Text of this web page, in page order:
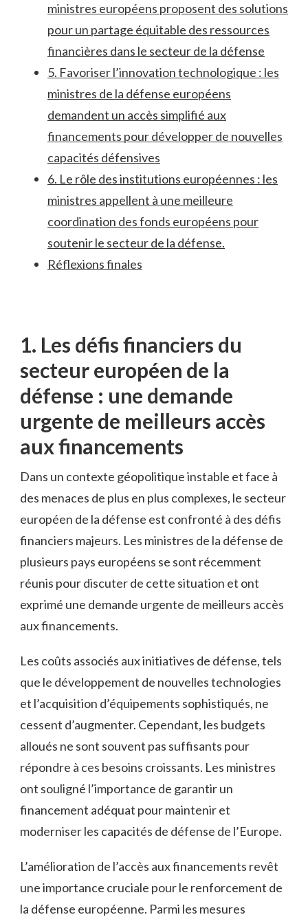
ministres européens proposent​ des solutions
pour un partage équitable des ressources
financières ‍dans le ⁤secteur de la défense
5. Favoriser l’innovation technologique : les
ministres de‌ la défense européens
demandent un accès simplifié aux
financements ‍pour développer de nouvelles
capacités défensives
6. Le‍ rôle des institutions européennes‍ : les
ministres appellent à une⁤ meilleure
coordination des fonds ‍européens​ pour
soutenir le secteur de la ​défense.
Réflexions finales
1. ‍Les défis‍ financiers‌ du
secteur européen de la
défense : une demande
urgente de meilleurs accès
aux financements
Dans un contexte‍ géopolitique instable et face à
des ⁢menaces⁢ de ⁢plus en plus ⁤complexes, le secteur
européen de la‌ défense ⁤est confronté à des défis
financiers majeurs. Les ⁤ministres de la‍ défense de⁤
plusieurs pays européens se sont récemment
⁤réunis ⁣pour discuter de ⁢cette situation et ont
exprimé une demande urgente de meilleurs accès
aux financements.
Les coûts associés aux initiatives de défense, tels
que le développement de nouvelles technologies
et l’acquisition d’équipements sophistiqués, ne
cessent d’augmenter. Cependant, les‌ budgets
alloués ne⁤ sont souvent pas suffisants pour
répondre à‍ ces‍ besoins croissants. Les ministres
ont souligné l’importance de garantir un
financement ⁣adéquat pour maintenir et
moderniser les ⁤capacités de défense de⁣ l’Europe.
L’amélioration de l’accès aux financements​ revêt
une importance cruciale pour le renforcement de
la défense européenne. Parmi les mesures